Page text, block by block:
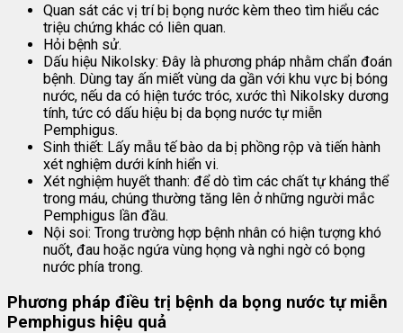
Quan sát các vị trí bị bọng nước kèm theo tìm hiểu các
triệu chứng khác có liên quan.
Hỏi bệnh sử.
Dấu hiệu Nikolsky: Đây là phương pháp nhằm chẩn đoán
bệnh. Dùng tay ấn miết vùng da gần với khu vực bị bóng
nước, nếu da có hiện tước tróc, xước thì Nikolsky dương
tính, tức có dấu hiệu bị da bọng nước tự miễn
Pemphigus.
Sinh thiết: Lấy mẫu tế bào da bị phồng rộp và tiến hành
xét nghiệm dưới kính hiển vi.
Xét nghiệm huyết thanh: để dò tìm các chất tự kháng thể
trong máu, chúng thường tăng lên ở những người mắc
Pemphigus lần đầu.
Nội soi: Trong trường hợp bệnh nhân có hiện tượng khó
nuốt, đau hoặc ngứa vùng họng và nghi ngờ có bọng
nước phía trong.
Phương pháp điều trị bệnh da bọng nước tự miễn
Pemphigus hiệu quả